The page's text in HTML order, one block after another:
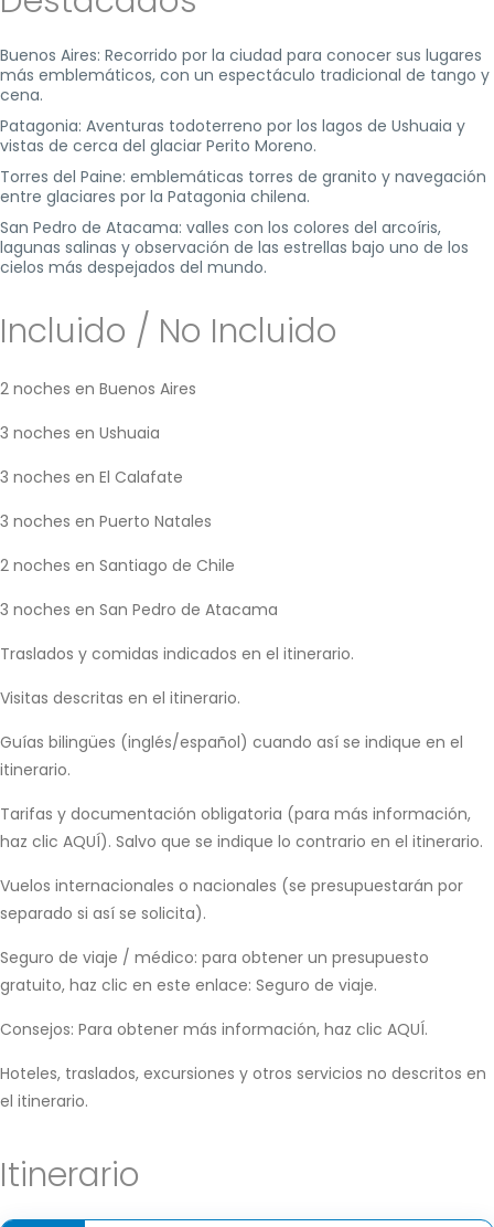
Buenos Aires: Recorrido por la ciudad para conocer sus lugares
más emblemáticos, con un espectáculo tradicional de tango y
cena.
Patagonia: Aventuras todoterreno por los lagos de Ushuaia y
vistas de cerca del glaciar Perito Moreno.
Torres del Paine: emblemáticas torres de granito y navegación
entre glaciares por la Patagonia chilena.
San Pedro de Atacama: valles con los colores del arcoíris,
lagunas salinas y observación de las estrellas bajo uno de los
cielos más despejados del mundo.
Incluido / No Incluido
2 noches en Buenos Aires
3 noches en Ushuaia
3 noches en El Calafate
3 noches en Puerto Natales
2 noches en Santiago de Chile
3 noches en San Pedro de Atacama
Traslados y comidas indicados en el itinerario.
Visitas descritas en el itinerario.
Guías bilingües (inglés/español) cuando así se indique en el
itinerario.
Tarifas y documentación obligatoria (para más información,
haz clic AQUÍ). Salvo que se indique lo contrario en el itinerario.
Vuelos internacionales o nacionales (se presupuestarán por
separado si así se solicita).
Seguro de viaje / médico: para obtener un presupuesto
gratuito, haz clic en este enlace: Seguro de viaje.
Consejos: Para obtener más información, haz clic AQUÍ.
Hoteles, traslados, excursiones y otros servicios no descritos en
el itinerario.
Itinerario